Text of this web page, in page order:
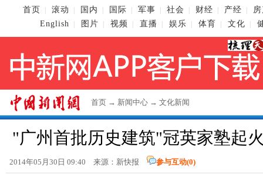
首页 滚动 国内 国际 军事 社会 财经 产经
English
图片 视频 直播 娱乐 体育 文化
首页 → 新闻中心 → 文化新闻
"广州首批历史建筑"冠英家塾起
2014年05月30日 09:40 来源：新快报 参与互动(0)